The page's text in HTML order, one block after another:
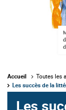
Accueil
Toutes les
Les succès de la
Les